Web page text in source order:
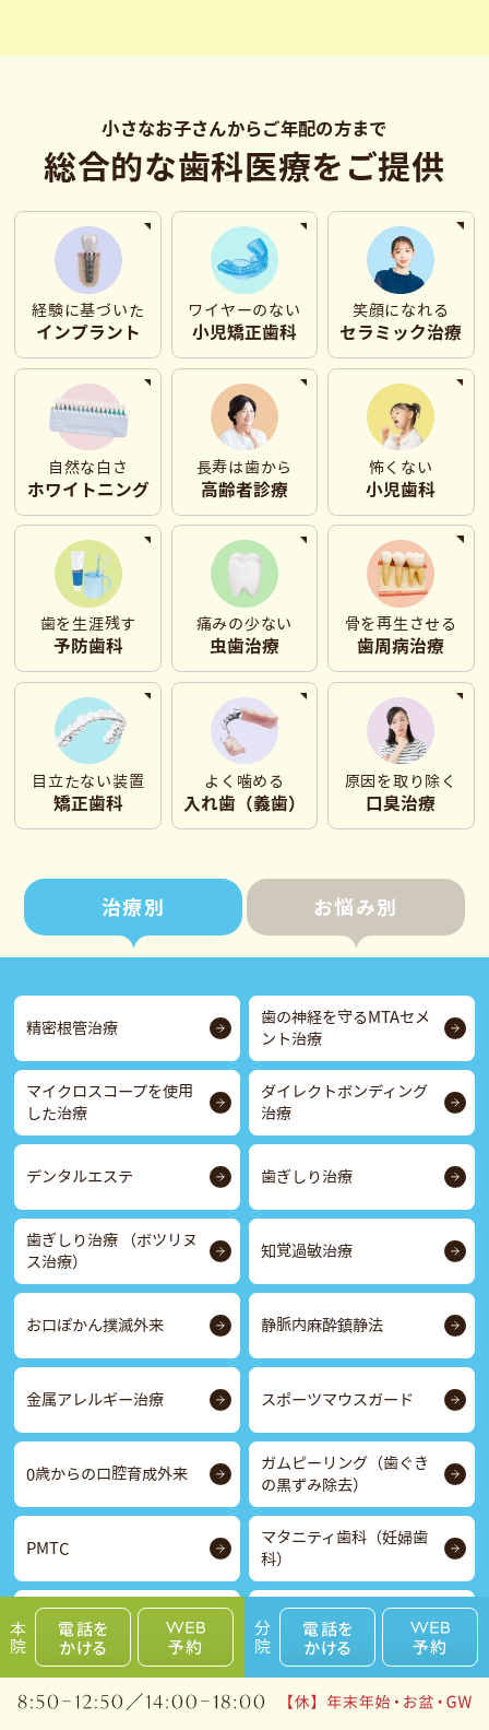
小さなお子さんからご年配の方まで
総合的な歯科医療をご提供
経験に基づいた
インプラント
ワイヤーのない
⼩児矯正歯科
笑顔になれる
セラミック治療
自然な白さ
ホワイトニング
長寿は歯から
⾼齢者診療
怖くない
⼩児⻭科
歯を生涯残す
予防歯科
痛みの少ない
虫歯治療
骨を再生させる
歯周病治療
目立たない装置
矯正歯科
よく噛める
入れ歯（義歯）
原因を取り除く
口臭治療
治療別 お悩み別
精密根管治療
歯の神経を守るMTAセメ
ント治療
マイクロスコープを使用
した治療
ダイレクトボンディング
治療
デンタルエステ 歯ぎしり治療
歯ぎしり治療 （ボツリヌ
ス治療）
知覚過敏治療
お口ぽかん撲滅外来 静脈内麻酔鎮静法
金属アレルギー治療 スポーツマウスガード
0歳からの口腔育成外来
ガムピーリング（歯ぐき
の黒ずみ除去）
PMTC
マタニティ歯科（妊婦歯
科）
歯に白い斑点がある（ホ
ワイトスポット治療）
いびき外来・睡眠時無呼
吸症候群（SAS）治療
本院 分院